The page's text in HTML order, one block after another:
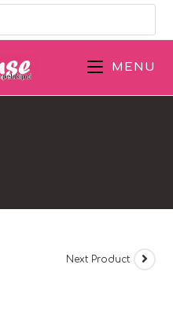
MENU
Next Product